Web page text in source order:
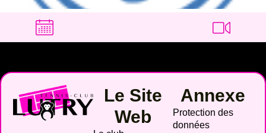
Le Site
Web
Annexe
Protection des
données